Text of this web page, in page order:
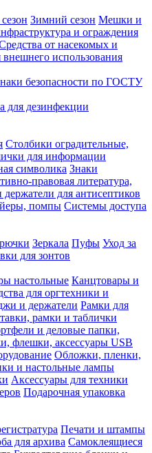
Зимний сезон Мешки и
и ограждения
от насекомых и
использования
безопасности по ГОСТУ
для дезинфекции
Столбики оградительные,
для информации
символика Знаки
правовая литература,
для антисептиков
помпы Системы доступа
Зеркала Пуфы Уход за
для зонтов
настольные Канцтовары и
для оргтехники и
и держатели Рамки для
рамки и таблички
и деловые папки,
флешки, аксессуары USB
Обложки, пленки,
и настольные лампы
Аксессуары для техники
Подарочная упаковка
Печати и штампы
для архива Самоклеящиеся